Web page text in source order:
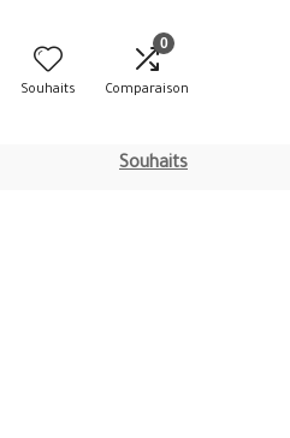
Souhaits
0
Comparaison
Souhaits